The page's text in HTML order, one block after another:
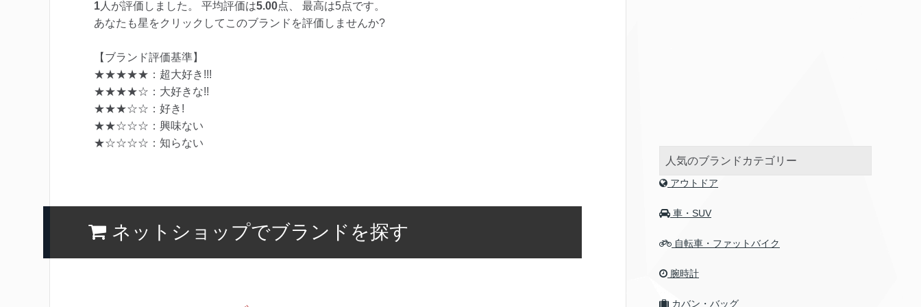
1 人が評価しました。 平均評価は5.00点、 最高は5点です。
あなたも星をクリックしてこのブランドを評価しませんか?
【ブランド評価基準】
★★★★★：超大好き!!!
★★★★☆：大好きな!!
★★★☆☆：好き!
★★☆☆☆：興味ない
★☆☆☆☆：知らない
ネットショップでブランドを探す
人気のブランドカテゴリー
アウトドア
車・SUV
自転車・ファットバイク
腕時計
カバン・バッグ